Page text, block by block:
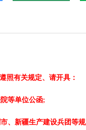
照有关规定、请开具：
等单位公函;
、新疆生产建设兵团等